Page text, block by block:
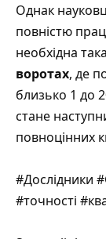
Однак
повністю
необхідна
воротах, де
близько 1 до
стане
повноцінних
#Дослідники
#точності